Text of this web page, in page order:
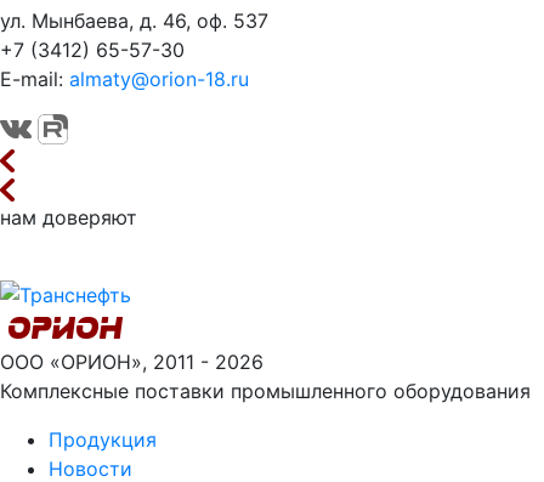
ул. Мынбаева, д. 46, оф. 537
+7 (3412) 65-57-30
E-mail: almaty@orion-18.ru
нам доверяют
ООО «ОРИОН», 2011 - 2026
Комплексные поставки промышленного оборудования
Продукция
Новости